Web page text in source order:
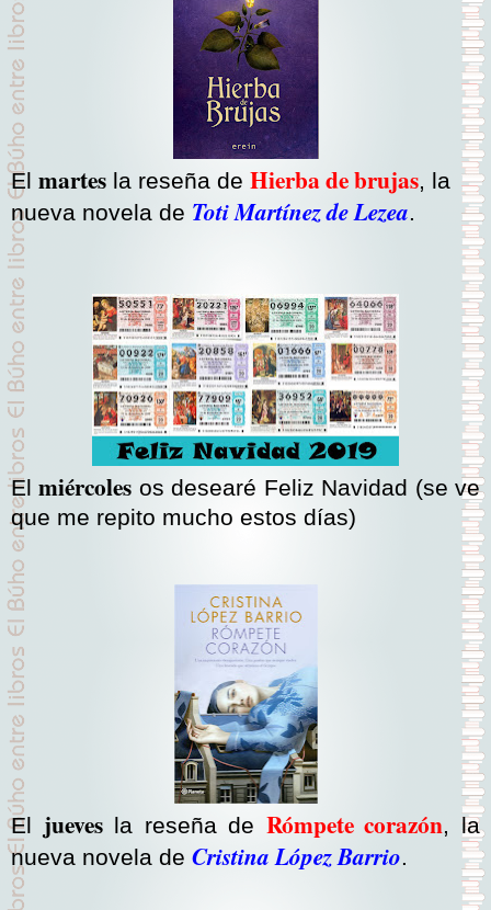
El martes la reseña de Hierba de brujas, la
nueva novela de Toti Martínez de Lezea.
Elmiércoles os desearé Feliz Navidad (se ve
que me repito mucho estos días)
El juevesla reseña de Rómpete corazón, la
nueva novela de Cristina López Barrio.